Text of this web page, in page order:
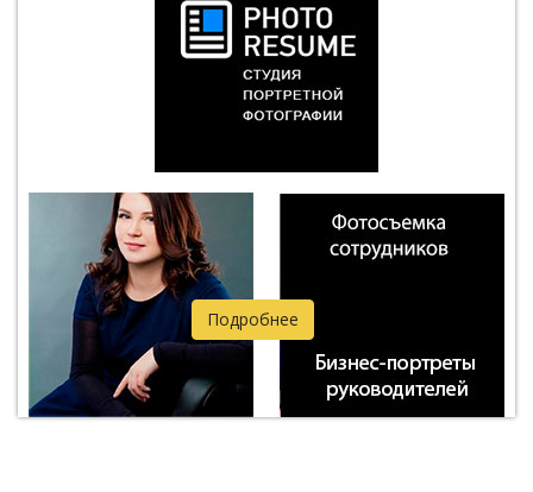
Подробнее